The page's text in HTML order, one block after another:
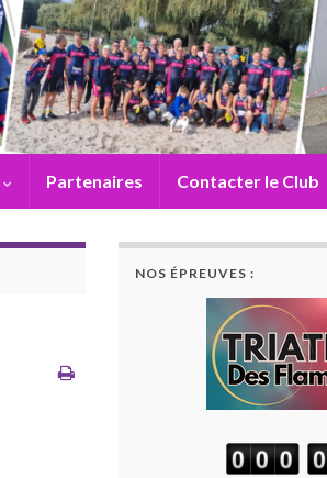
Partenaires Contacter le Club
NOS ÉPREUVES :